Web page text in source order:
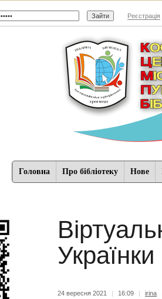
Реєстрація
Головна Про бібліотеку Нове
Українки
24 вересня 2021 | 16:09 | irina